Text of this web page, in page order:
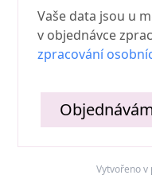
Vaše data jsou u
v objednávce
zpracování
Vytvořeno